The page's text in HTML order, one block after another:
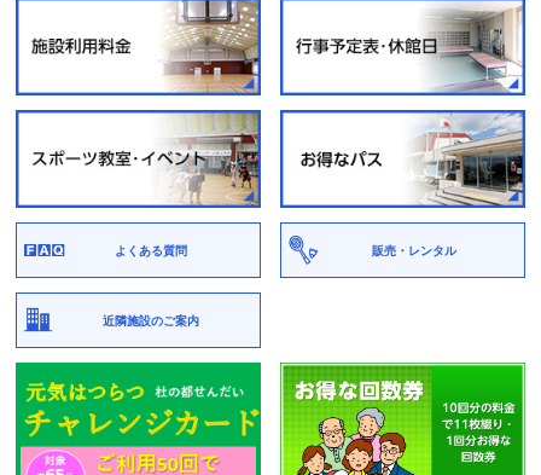
よくある質問 販売・レンタル
近隣施設のご案内